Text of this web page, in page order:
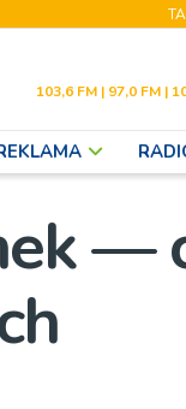
103,6 FM | 97,0 FM |
—